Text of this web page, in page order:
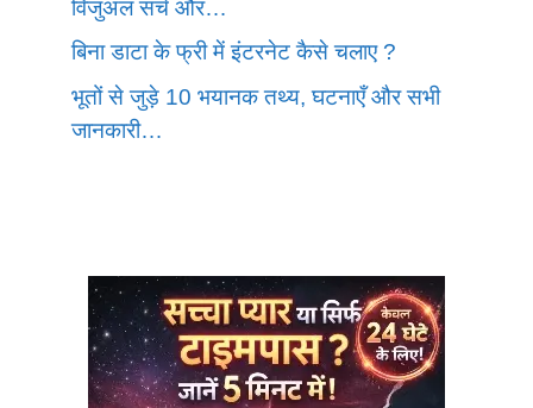
विजुअल सर्च और…
बिना डाटा के फ्री में इंटरनेट कैसे चलाए ?
भूतों से जुड़े 10 भयानक तथ्य, घटनाएँ और सभी
जानकारी…